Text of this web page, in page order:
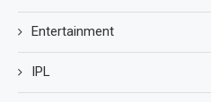
Entertainment
IPL